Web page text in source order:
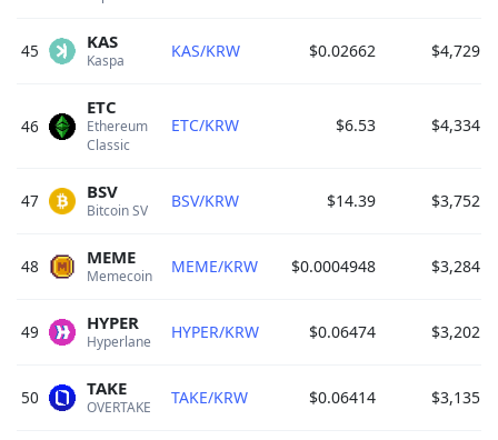
45 Kaspa
KAS KAS/KRW $0.02662 $4,729
46
Ethereum
Classic
ETC
ETC/KRW $6.53 $4,334
47 Bitcoin SV
BSV BSV/KRW $14.39 $3,752
48 Memecoin
MEME MEME/KRW $0.0004948 $3,284
49 Hyperlane
HYPER HYPER/KRW $0.06474 $3,202
50 OVERTAKE
TAKE TAKE/KRW $0.06414 $3,135